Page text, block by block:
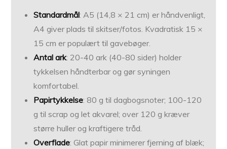
Standardmål: A5 (14,8 × 21 cm) er håndvenligt,
A4 giver plads til skitser/fotos. Kvadratisk 15 ×
15 cm er populært til gavebøger.
Antal ark: 20-40 ark (40-80 sider) holder
tykkelsen håndterbar og gør syningen
komfortabel.
Papirtykkelse: 80 g til dagbogsnoter; 100-120
g til scrap og let akvarel; over 120 g kræver
større huller og kraftigere tråd.
Overflade: Glat papir minimerer fjerning af blæk;